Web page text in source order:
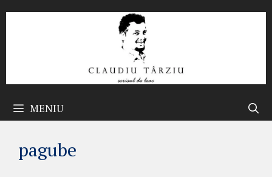
MENIU
pagube